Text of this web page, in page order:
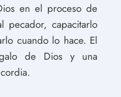
en el proceso de
pecador, capacitarlo
cuando lo hace. El
de Dios y una